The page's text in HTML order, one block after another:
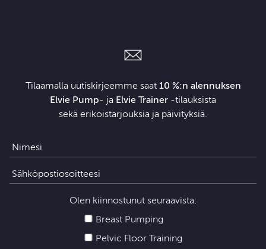
Tilaamalla uutiskirjeemme saat 10 %:n alennuksen
Elvie Pump- ja Elvie Trainer ‑tilauksista
sekä erikoistarjouksia ja päivityksiä.
Olen kiinnostunut seuraavista:
Breast Pumping
Pelvic Floor Training